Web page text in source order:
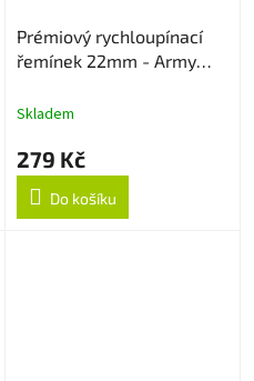
Prémiový rychloupínací
řemínek 22mm - Army
Skladem
279 Kč
Do košíku